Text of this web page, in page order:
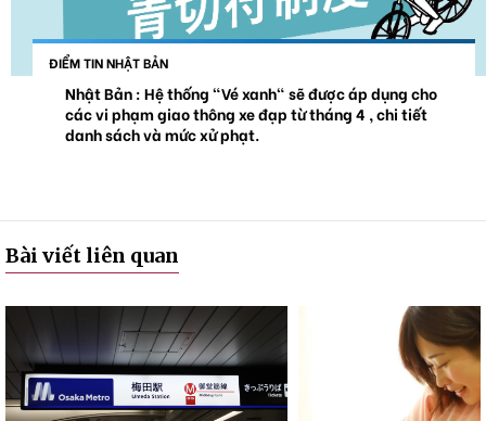
ĐIỂM TIN NHẬT BẢN
Nhật Bản : Hệ thống "Vé xanh" sẽ được áp dụng cho
các vi phạm giao thông xe đạp từ tháng 4 , chi tiết
danh sách và mức xử phạt.
Bài viết liên quan